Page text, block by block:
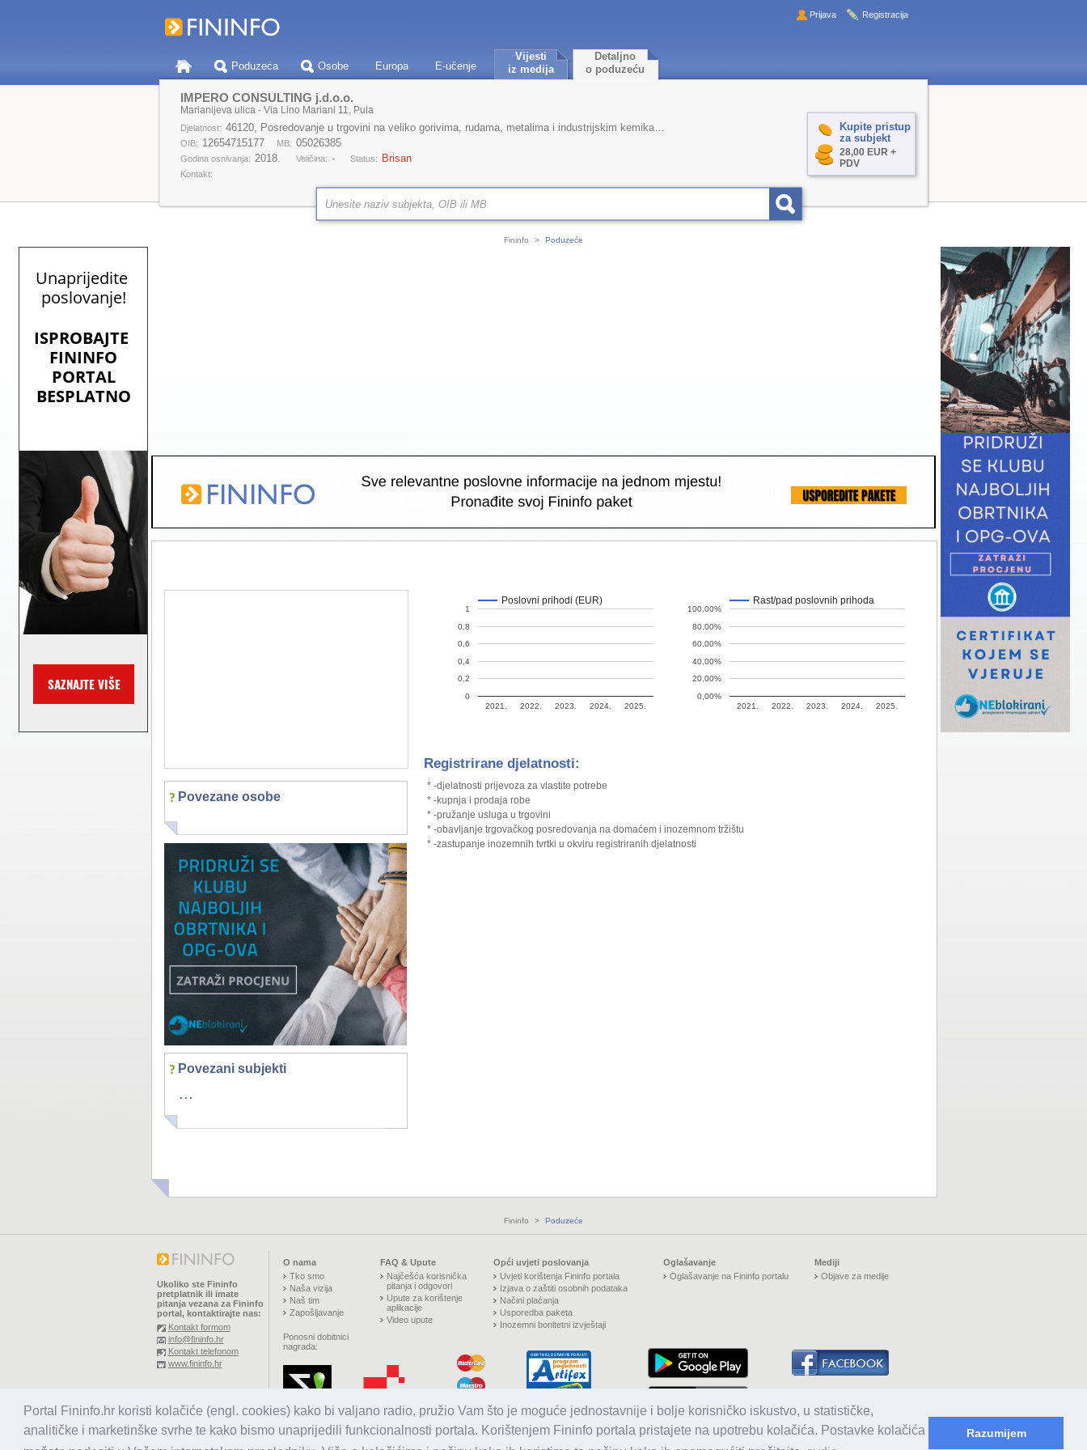
Portal Fininfo.hr koristi kolačiće (engl. cookies) kako bi valjano radio, pružio Vam što je moguće jednostavnije i bolje korisničko iskustvo, u statističke,
analitičke i marketinške svrhe te kako bismo unaprijedili funkcionalnosti portala. Korištenjem Fininfo portala pristajete na upotrebu kolačića. Postavke kolačića
Razumijem
Poduzeća Osobe Europa E-učenje
Vijesti
iz medija
Detaljno
o poduzeću
Prijava Registracija
Kupite pristup
za subjekt
28,00 EUR +
PDV
IMPERO CONSULTING j.d.o.o.
Marianijeva ulica - Via Lino Mariani 11, Pula
Djelatnost: 46120, Posredovanje u trgovini na veliko gorivima, rudama, metalima i industrijskim kemikalijama
OIB: 12654715177 MB: 05026385
Godina osnivanja: 2018. Veličina: - Status: Brisan
Kontakt:
Fininfo > Poduzeće
Povezane osobe
Povezani subjekti
...
Poslovni prihodi (EUR)
2021. 2022. 2023. 2024. 2025.
0
0,2
0,4
0,6
0,8
1
Rast/pad poslovnih prihoda
2021. 2022. 2023. 2024. 2025.
0,00%
20,00%
40,00%
60,00%
80,00%
100,00%
Registrirane djelatnosti:
* -djelatnosti prijevoza za vlastite potrebe
* -kupnja i prodaja robe
* -pružanje usluga u trgovini
* -obavljanje trgovačkog posredovanja na domaćem i inozemnom tržištu
* -zastupanje inozemnih tvrtki u okviru registriranih djelatnosti
Fininfo > Poduzeće
Ukoliko ste Fininfo
pretplatnik ili imate
pitanja vezana za Fininfo
portal, kontaktirajte nas:
Kontakt formom
info@fininfo.hr
Kontakt telefonom
www.fininfo.hr
Sva prava pridržana.
O nama
Tko smo
Naša vizija
Naš tim
Zapošljavanje
Ponosni dobitnici
nagrada:
FAQ & Upute
Najčešća korisnička
pitanja i odgovori
Upute za korištenje
aplikacije
Video upute
Opći uvjeti poslovanja
Uvjeti korištenja Fininfo portala
Izjava o zaštiti osobnih podataka
Načini plaćanja
Usporedba paketa
Inozemni bonitetni izvještaji
Oglašavanje
Oglašavanje na Fininfo portalu
Mediji
Objave za medije